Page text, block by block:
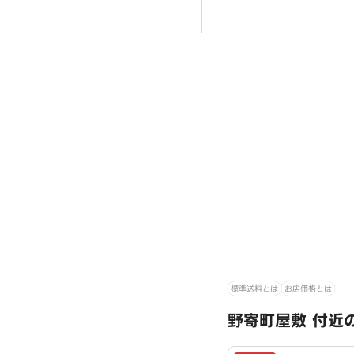
標準送料とは お店価格とは
野寄町屋敷 付近